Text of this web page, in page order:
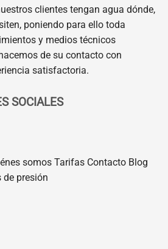
clientes tengan agua dónde,
poniendo para ello toda
y medios técnicos
de su contacto con
satisfactoria.
SOCIALES
somos Tarifas Contacto Blog
de presión